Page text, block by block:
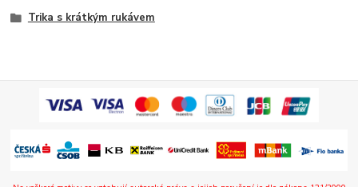
Trika s krátkým rukávem